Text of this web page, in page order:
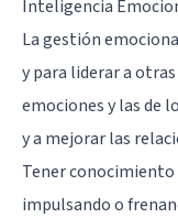
Inteligencia
La gestión
y para liderar a
emociones y las de
y a mejorar las
Tener conocimiento
impulsando o